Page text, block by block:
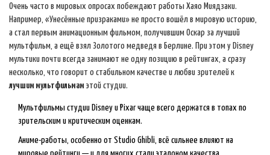
Очень часто в мировых опросах побеждают работы Хаяо Миядзаки.
Например, «Унесённые призраками» не просто вошёл в мировую историю,
а стал первым анимационным фильмом, получившим Оскар за лучший
мультфильм, а ещё взял Золотого медведя в Берлине. При этом у Disney
мультики почти всегда занимают не одну позицию в рейтингах, а сразу
несколько, что говорит о стабильном качестве и любви зрителей к
лучшим мультфильмам этой студии.
Мультфильмы студии Disney и Pixar чаще всего держатся в топах по
зрительским и критическим оценкам.
Аниме-работы, особенно от Studio Ghibli, всё сильнее влияют на